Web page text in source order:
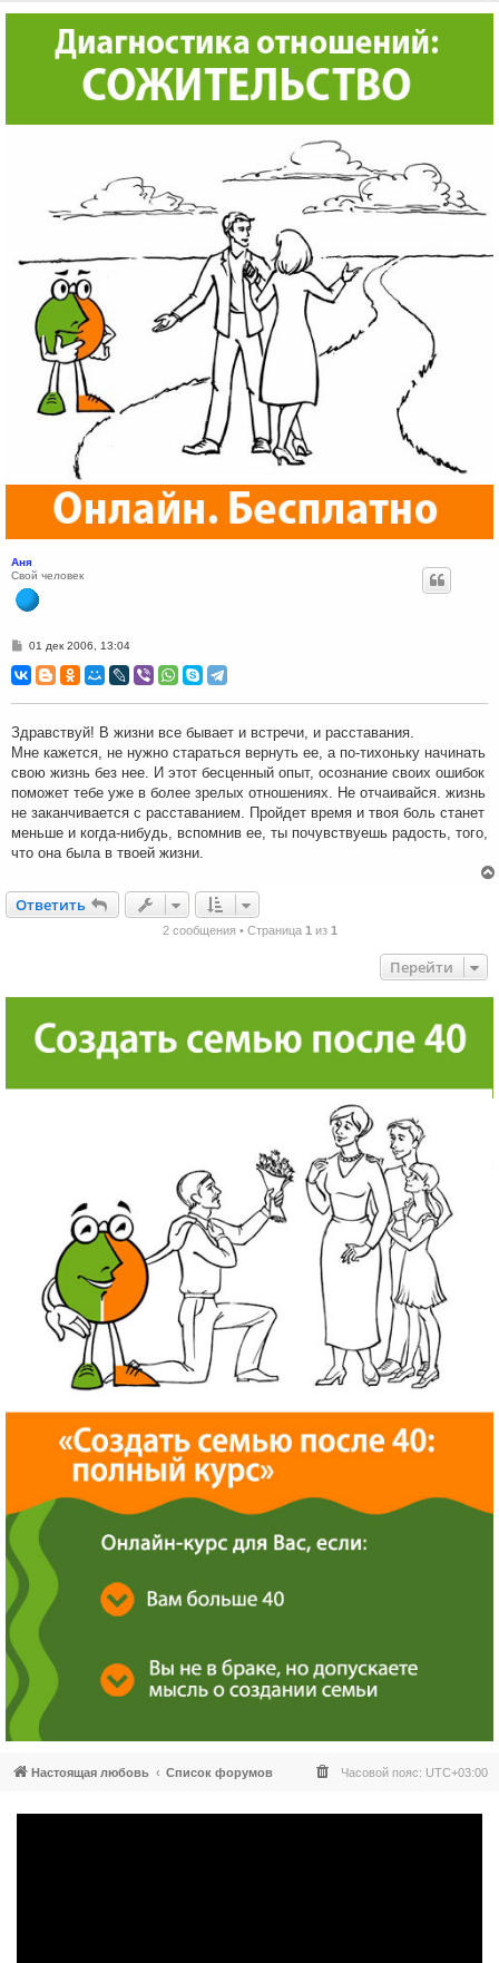
Аня
Свой человек
С
о
б
и
е
01 дек 2006, 13:04
Здравствуй! В жизни все бывает и встречи, и расставания.
Мне кажется, не нужно стараться вернуть ее, а по-тихоньку начинать
свою жизнь без нее. И этот бесценный опыт, осознание своих ошибок
поможет тебе уже в более зрелых отношениях. Не отчаивайся. жизнь
не заканчивается с расставанием. Пройдет время и твоя боль станет
меньше и когда-нибудь, вспомнив ее, ты почувствуешь радость, того,
что она была в твоей жизни.
Ответить
Ответить
2 сообщения • Страница 1 из 1
Перейти
Настоящая любовь Список форумов Часовой пояс: UTC+03:00